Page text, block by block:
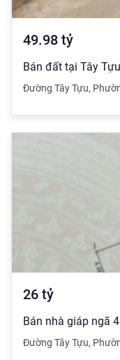
49.98 tỷ
Đường Tây Tựu,
26 tỷ
Đường Tây Tựu,